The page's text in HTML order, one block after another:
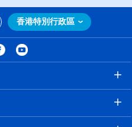
香港特別行政區